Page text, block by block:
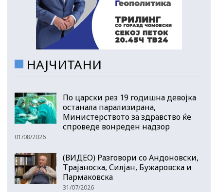
НАЈЧИТАНИ
По царски рез 19 годишна девојка
останала парализирана,
Министерството за здравство ќе
спроведе вонреден надзор
01/08/2026
(ВИДЕО) Разговори со Андоновски,
Трајаноска, Силјан, Бужаровска и
Пармаковска
31/07/2026